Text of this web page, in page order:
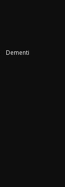
Dementi